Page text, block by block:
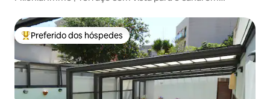
Entre os melhores preferidos dos hóspedes
Preferido dos hóspedes